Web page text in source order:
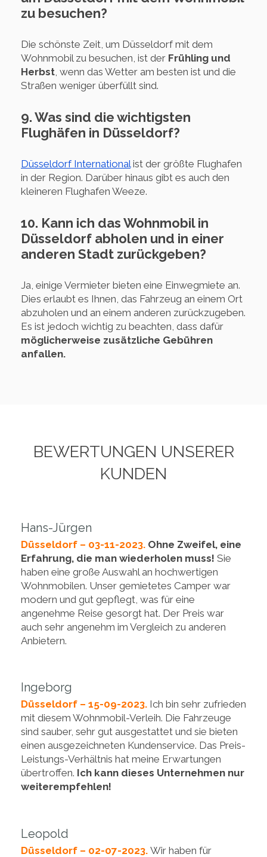
zu besuchen?
Die schönste Zeit, um Düsseldorf mit dem
Wohnmobil zu besuchen, ist der Frühling und
Herbst, wenn das Wetter am besten ist und die
Straßen weniger überfüllt sind.
9. Was sind die wichtigsten
Flughäfen in Düsseldorf?
Düsseldorf Internationalist der größte Flughafen
in der Region. Darüber hinaus gibt es auch den
kleineren Flughafen Weeze.
10. Kann ich das Wohnmobil in
Düsseldorf abholen und in einer
anderen Stadt zurückgeben?
Ja, einige Vermieter bieten eine Einwegmiete an.
Dies erlaubt es Ihnen, das Fahrzeug an einem Ort
abzuholen und an einem anderen zurückzugeben.
Es ist jedoch wichtig zu beachten, dass dafür
möglicherweise zusätzliche Gebühren
anfallen.
BEWERTUNGEN UNSERER
KUNDEN
Hans-Jürgen
Düsseldorf – 03-11-2023. Ohne Zweifel, eine
Erfahrung, die man wiederholen muss! Sie
haben eine große Auswahl an hochwertigen
Wohnmobilen. Unser gemietetes Camper war
modern und gut gepflegt, was für eine
angenehme Reise gesorgt hat. Der Preis war
auch sehr angenehm im Vergleich zu anderen
Anbietern.
Ingeborg
Düsseldorf – 15-09-2023. Ich bin sehr zufrieden
mit diesem Wohnmobil-Verleih. Die Fahrzeuge
sind sauber, sehr gut ausgestattet und sie bieten
einen ausgezeichneten Kundenservice. Das Preis-
Leistungs-Verhältnis hat meine Erwartungen
übertroffen. Ich kann dieses Unternehmen nur
weiterempfehlen!
Leopold
Düsseldorf – 02-07-2023. Wir haben für